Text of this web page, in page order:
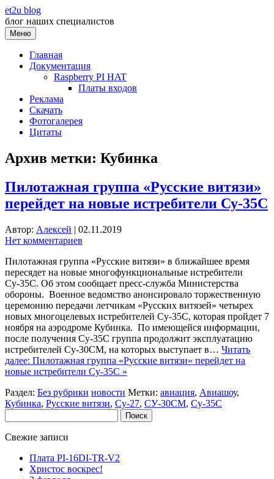
Перейти
к
содержимому
et2u blog
блог наших специалистов
Меню
Главная
Документация
Raspberry PI HAT
Платы входов
Реклама
Скачать
Фотогалерея
Цитаты
Архив метки: Кубинка
Пилотажная группа «Русские витязи»
перейдет на новые истребители Су-35С
Автор: Алексей | 02.11.2019
Нет комментариев
Пилотажная группа «Русские витязи» в ближайшее время
пересядет на новые многофункциональные истребители
Су-35С. Об этом сообщает пресс-служба Министерства
обороны. Военное ведомство анонсировало торжественную
церемонию передачи летчикам «Русских витязей» четырех
новых многоцелевых истребителей Су-35С, которая пройдет 7
ноября на аэродроме Кубинка. По имеющейся информации,
после получения Су-35С группа продолжит эксплуатацию
истребителей Су-30СМ, на которых выступает в… Читать
далее: Пилотажная группа «Русские витязи» перейдет на
новые истребители Су-35С »
Раздел: Без рубрики новости Метки: авиация, Авиашоу,
Кубинка, Русские витязи, Су-27, СУ-30СМ, Су-35С
Свежие записи
Плата PI-16DI-TR-V2
Христос воскрес!